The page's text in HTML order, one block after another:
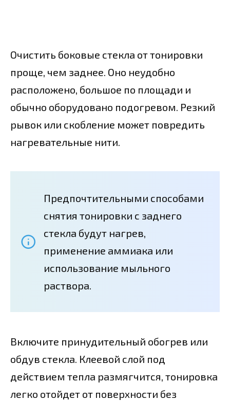
Очистить боковые стекла от тонировки
проще, чем заднее. Оно неудобно
расположено, большое по площади и
обычно оборудовано подогревом. Резкий
рывок или скобление может повредить
нагревательные нити.
Предпочтительными способами
снятия тонировки с заднего
стекла будут нагрев,
применение аммиака или
использование мыльного
раствора.
Включите принудительный обогрев или
обдув стекла. Клеевой слой под
действием тепла размягчится, тонировка
легко отойдет от поверхности без